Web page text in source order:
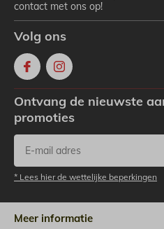
contact met ons op!
Volg ons
Ontvang de nieuwste
promoties
* Lees hier de wettelijke beperkingen
Meer informatie